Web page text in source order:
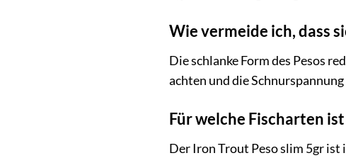
Wie vermeide ich, dass
Die schlanke Form des Pesos
achten und die
Für welche Fischarten
Der Iron Trout Peso slim 5gr ist